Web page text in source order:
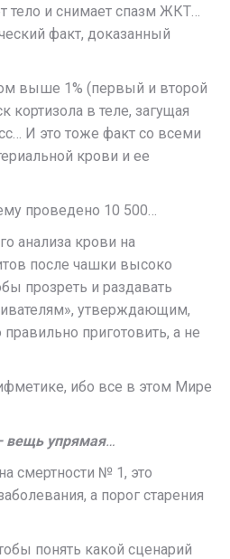
тело и снимает спазм ЖКТ…
факт, доказанный
выше 1% (первый и второй
кортизола в теле, загущая
И это тоже факт со всеми
крови и ее
проведено 10 500…
анализа крови на
после чашки высоко
прозреть и раздавать
утверждающим,
приготовить, а не
ибо все в этом Мире
упрямая…
смертности № 1, это
а порог старения
понять какой сценарий